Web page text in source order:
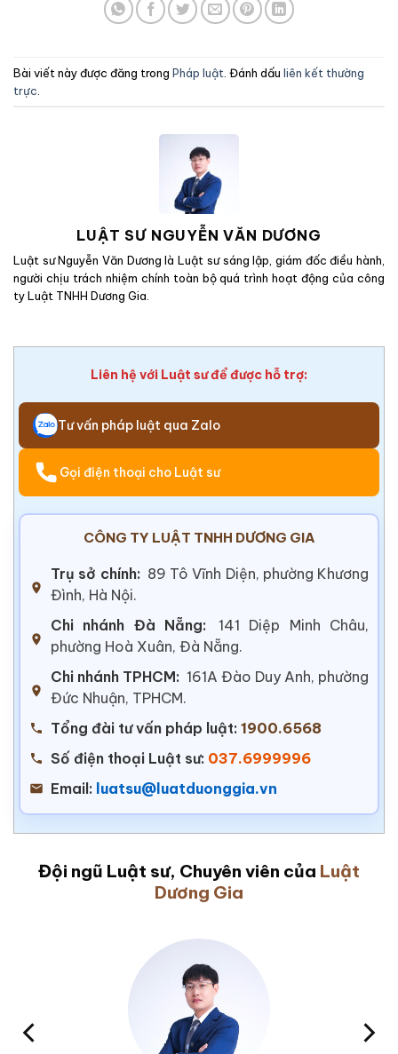
Bài viết này được đăng trong Pháp luật . Đánh dấu liên kết thường
trực
LUẬT SƯ NGUYỄN VĂN DƯƠNG
Luật sư Nguyễn Văn Dương là Luật sư sáng lập, giám đốc điều hành,
người chịu trách nhiệm chính toàn bộ quá trình hoạt động của công
ty Luật TNHH Dương Gia.
Liên hệ với Luật sư để được hỗ trợ:
Tư vấn pháp luật qua Zalo
Gọi điện thoại cho Luật sư
CÔNG TY LUẬT TNHH DƯƠNG GIA
Trụ sở chính: 89 Tô Vĩnh Diện, phường Khương
Đình, Hà Nội.
Chi nhánh Đà Nẵng:
141 Diệp Minh Châu,
phường Hoà Xuân, Đà Nẵng.
Chi nhánh TPHCM: 161A Đào Duy Anh, phường
Đức Nhuận, TPHCM.
Tổng đài tư vấn pháp luật: 1900.6568
Số điện thoại Luật sư: 037.6999996
Email: luatsu@luatduonggia.vn
Đội ngũ Luật sư, Chuyên viên của Luật
Dương Gia